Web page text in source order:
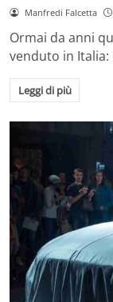
Manfredi Falcetta
Ormai da anni
venduto in
Leggi di più